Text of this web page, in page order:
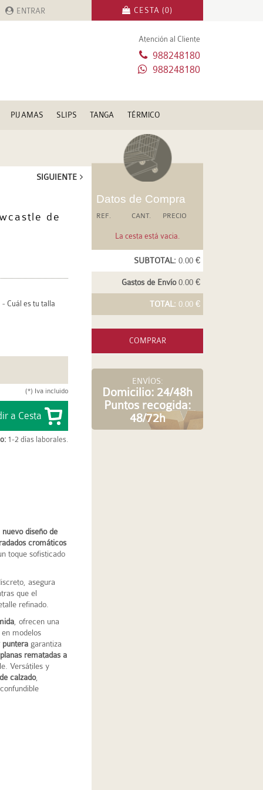
ENTRAR CESTA (0)
Atención al Cliente
988248180
988248180
PIJAMAS SLIPS TANGA TÉRMICO
SIGUIENTE
de
- Cuál es tu talla
(*) Iva incluido
1-2 días laborales.
nuevo diseño de
cromáticos
toque sofisticado
asegura
que el
refinado.
, ofrecen una
modelos
garantiza
rematadas a
Versátiles y
calzado,
Datos de Compra
REF. CANT. PRECIO
La cesta está vacia.
SUBTOTAL: 0.00 €
Gastos de Envío0.00 €
TOTAL: 0.00 €
COMPRAR
ENVÍOS:
Domicilio: 24/48h
Puntos recogida:
48/72h